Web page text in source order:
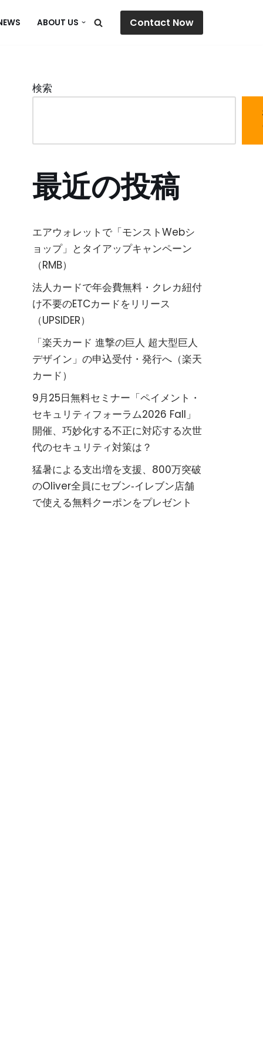
ABOUT US Contact Now
検索
最近の投稿
エアウォレットで「モンストWebシ
ョップ」とタイアップキャンペーン
（RMB）
法人カードで年会費無料・クレカ紐付
け不要のETCカードをリリース
（UPSIDER）
「楽天カード 進撃の巨人 超大型巨人
デザイン」の申込受付・発行へ（楽天
カード）
9月25日無料セミナー「ペイメント・
セキュリティフォーラム2026 Fall」
開催、巧妙化する不正に対応する次世
代のセキュリティ対策は？
猛暑による支出増を支援、800万突破
のOliver全員にセブン‐イレブン店舗
で使える無料クーポンをプレゼント